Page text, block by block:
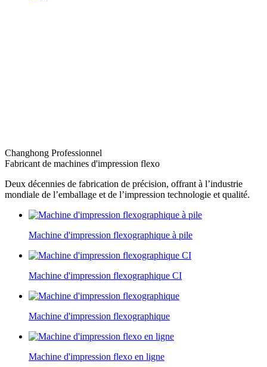
Changhong Professionnel
Fabricant de machines d'impression flexo
Deux décennies de fabrication de précision, offrant à l’industrie
mondiale de l’emballage et de l’impression technologie et qualité.
Machine d'impression flexographique à pile
Machine d'impression flexographique CI
Machine d'impression flexographique
Machine d'impression flexo en ligne